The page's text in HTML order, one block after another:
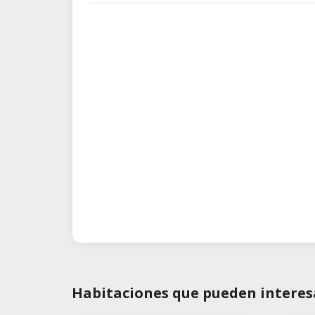
Habitaciones que pueden